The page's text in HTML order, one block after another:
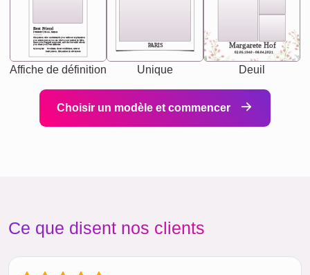
Best Friend
[<NAME>] Noun, feminie
Synonyms: Soulmate, closet confidante, sister at
heart person, life partner in adventure.
The person who understands you without explanation
you accepts just as you are. She's your partner in life's,
chaos your biggest supporter, and the one with whom
you share your best memories.
Affiche de définition
PARIS
Unique
Margarete Hof
02.05.1940 - 08.04.2021
Deuil
Choisir un modèle et commencer
Ce que disent nos clients